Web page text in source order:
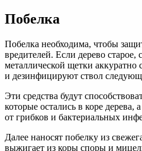
Побелка
Побелка необходима, чтобы
вредителей. Если дерево
металлической щетки
и дезинфицируют ствол
Эти средства будут
которые остались в коре дерева,
от грибков и бактериальных
Далее наносят побелку из
выжигает из коры споры и